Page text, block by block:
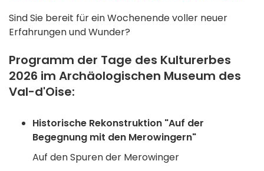
Sind Sie bereit für ein Wochenende voller neuer
Erfahrungen und Wunder?
Programm der Tage des Kulturerbes
2026 im Archäologischen Museum des
Val-d'Oise:
Historische Rekonstruktion "Auf der
Begegnung mit den Merowingern"
Auf den Spuren der Merowinger